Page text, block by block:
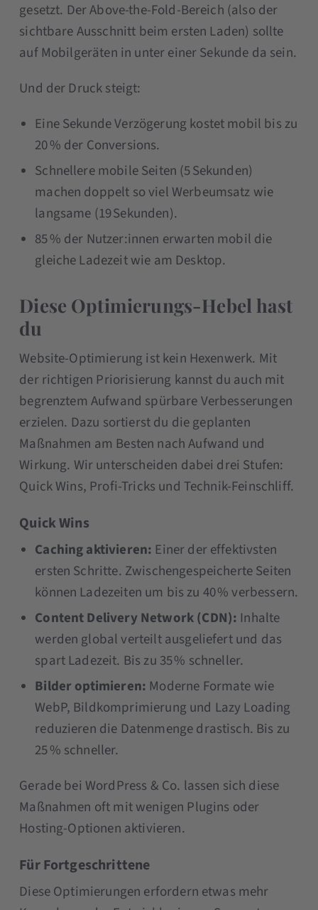
gesetzt. Der Above-the-Fold-Bereich (also der
sichtbare Ausschnitt beim ersten Laden) sollte
auf Mobilgeräten in unter einer Sekunde da sein.
Und der Druck steigt:
Eine Sekunde Verzögerung kostet mobil bis zu
20 % der Conversions.
Schnellere mobile Seiten (5 Sekunden)
machen doppelt so viel Werbeumsatz wie
langsame (19 Sekunden).
85 % der Nutzer:innen erwarten mobil die
gleiche Ladezeit wie am Desktop.
Diese Optimierungs-Hebel hast
du
Website-Optimierung ist kein Hexenwerk. Mit
der richtigen Priorisierung kannst du auch mit
begrenztem Aufwand spürbare Verbesserungen
erzielen. Dazu sortierst du die geplanten
Maßnahmen am Besten nach Aufwand und
Wirkung. Wir unterscheiden dabei drei Stufen:
Quick Wins, Profi-Tricks und Technik-Feinschliff.
Quick Wins
Caching aktivieren: Einer der effektivsten
ersten Schritte. Zwischengespeicherte Seiten
können Ladezeiten um bis zu 40 % verbessern.
Content Delivery Network (CDN): Inhalte
werden global verteilt ausgeliefert und das
spart Ladezeit. Bis zu 35 % schneller.
Bilder optimieren: Moderne Formate wie
WebP, Bildkomprimierung und Lazy Loading
reduzieren die Datenmenge drastisch. Bis zu
25 % schneller.
Gerade bei WordPress & Co. lassen sich diese
Maßnahmen oft mit wenigen Plugins oder
Hosting-Optionen aktivieren.
Für Fortgeschrittene
Diese Optimierungen erfordern etwas mehr